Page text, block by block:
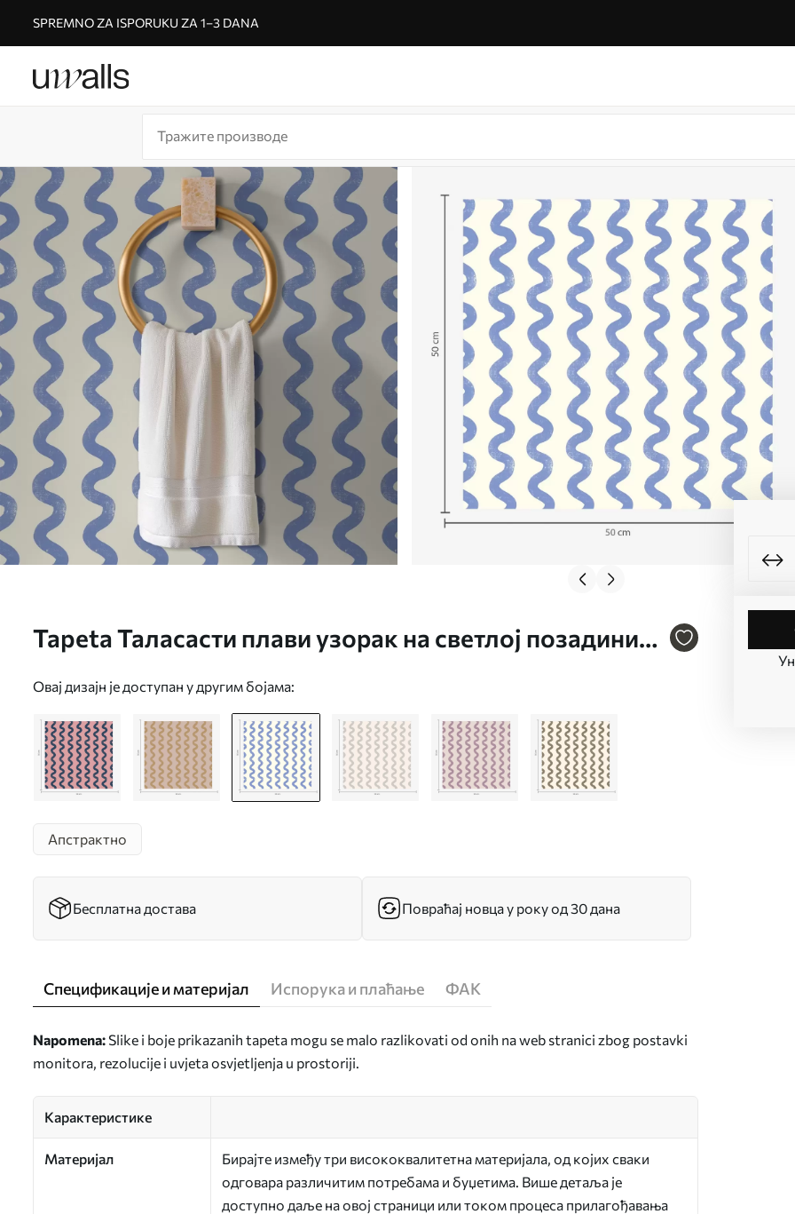
SPREMNO ZA ISPORUKU ZA 1–3 DANA
Tapeta Таласасти плави узорак на светлој позадини
Овај дизајн је доступан у другим бојама:
Апстрактно
Бесплатна достава Повраћај новца у року од 30 дана
Спецификације и материјал Испорука и плаћање ФАК
Napomena: Slike i boje prikazanih tapeta mogu se malo razlikovati od onih na web stranici zbog postavki
monitora, rezolucije i uvjeta osvjetljenja u prostoriji.
Карактеристике
Материјал
Бирајте између три висококвалитетна материјала, од којих сваки
одговара различитим потребама и буџетима. Више детаља је
доступно даље на овој страници или током процеса прилагођавања